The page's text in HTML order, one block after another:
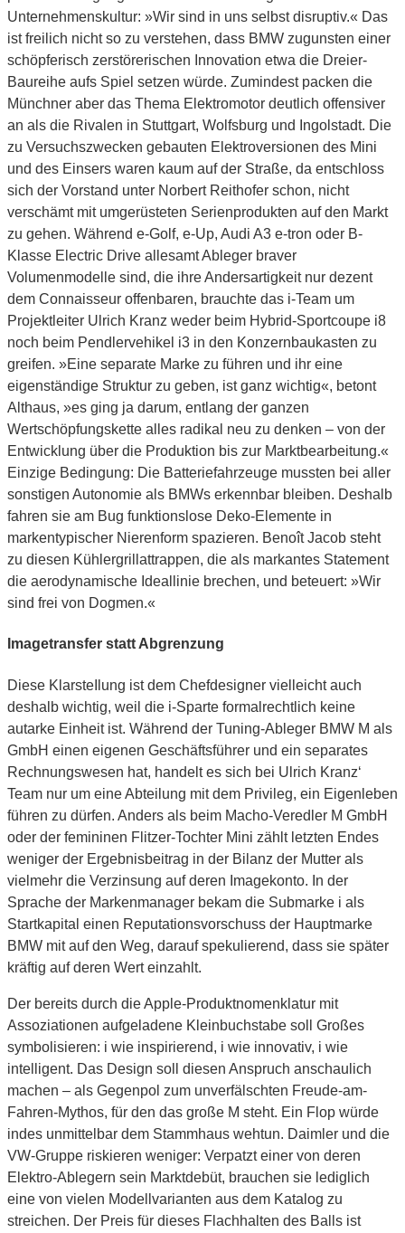
Unternehmenskultur: »Wir sind in uns selbst disruptiv.« Das
ist freilich nicht so zu verstehen, dass BMW zugunsten einer
schöpferisch zerstörerischen Innovation etwa die Dreier-
Baureihe aufs Spiel setzen würde. Zumindest packen die
Münchner aber das Thema Elektromotor deutlich offensiver
an als die Rivalen in Stuttgart, Wolfsburg und Ingolstadt. Die
zu Versuchszwecken gebauten Elektroversionen des Mini
und des Einsers waren kaum auf der Straße, da entschloss
sich der Vorstand unter Norbert Reithofer schon, nicht
verschämt mit umgerüsteten Serienprodukten auf den Markt
zu gehen. Während e-Golf, e-Up, Audi A3 e-tron oder B-
Klasse Electric Drive allesamt Ableger braver
Volumenmodelle sind, die ihre Andersartigkeit nur dezent
dem Connaisseur offenbaren, brauchte das i-Team um
Projektleiter Ulrich Kranz weder beim Hybrid-Sportcoupe i8
noch beim Pendlervehikel i3 in den Konzernbaukasten zu
greifen. »Eine separate Marke zu führen und ihr eine
eigenständige Struktur zu geben, ist ganz wichtig«, betont
Althaus, »es ging ja darum, entlang der ganzen
Wertschöpfungskette alles radikal neu zu denken – von der
Entwicklung über die Produktion bis zur Marktbearbeitung.«
Einzige Bedingung: Die Batteriefahrzeuge mussten bei aller
sonstigen Autonomie als BMWs erkennbar bleiben. Deshalb
fahren sie am Bug funktionslose Deko-Elemente in
markentypischer Nierenform spazieren. Benoît Jacob steht
zu diesen Kühlergrillattrappen, die als markantes Statement
die aerodynamische Ideallinie brechen, und beteuert: »Wir
sind frei von Dogmen.«
Imagetransfer statt Abgrenzung
Diese KlarsteIlung ist dem Chefdesigner vielleicht auch
deshalb wichtig, weil die i-Sparte formalrechtlich keine
autarke Einheit ist. Während der Tuning-Ableger BMW M als
GmbH einen eigenen Geschäftsführer und ein separates
Rechnungswesen hat, handelt es sich bei Ulrich Kranz‘
Team nur um eine Abteilung mit dem Privileg, ein Eigenleben
führen zu dürfen. Anders als beim Macho-Veredler M GmbH
oder der femininen Flitzer-Tochter Mini zählt letzten Endes
weniger der Ergebnisbeitrag in der Bilanz der Mutter als
vielmehr die Verzinsung auf deren Imagekonto. In der
Sprache der Markenmanager bekam die Submarke i als
Startkapital einen Reputationsvorschuss der Hauptmarke
BMW mit auf den Weg, darauf spekulierend, dass sie später
kräftig auf deren Wert einzahlt.
Der bereits durch die Apple-Produktnomenklatur mit
Assoziationen aufgeladene Kleinbuchstabe soll Großes
symbolisieren: i wie inspirierend, i wie innovativ, i wie
intelligent. Das Design soll diesen Anspruch anschaulich
machen – als Gegenpol zum unverfälschten Freude-am-
Fahren-Mythos, für den das große M steht. Ein Flop würde
indes unmittelbar dem Stammhaus wehtun. Daimler und die
VW-Gruppe riskieren weniger: Verpatzt einer von deren
Elektro-Ablegern sein Marktdebüt, brauchen sie lediglich
eine von vielen Modellvarianten aus dem Katalog zu
streichen. Der Preis für dieses Flachhalten des Balls ist